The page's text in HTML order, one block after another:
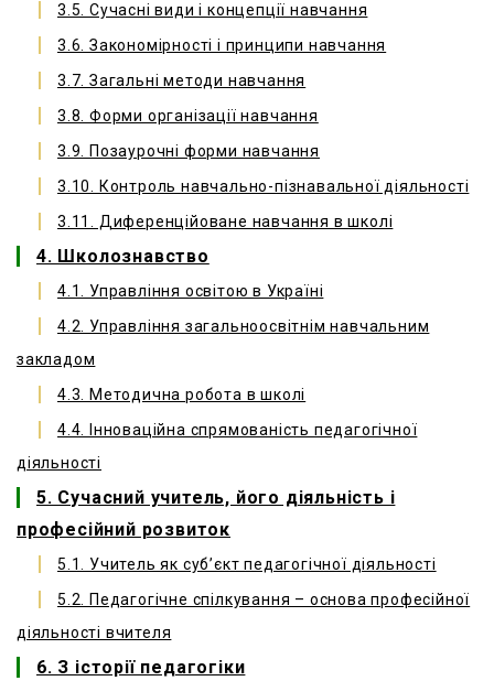
3.5. Сучасні види і концепції навчання
3.6. Закономірності і принципи навчання
3.7. Загальні методи навчання
3.8. Форми організації навчання
3.9. Позаурочні форми навчання
3.10. Контроль навчально-пізнавальної діяльності
3.11. Диференційоване навчання в школі
4. Школознавство
4.1. Управління освітою в Україні
4.2. Управління загальноосвітнім навчальним
закладом
4.3. Методична робота в школі
4.4. Інноваційна спрямованість педагогічної
діяльності
5. Сучасний учитель, його діяльність і
професійний розвиток
5.1. Учитель як суб’єкт педагогічної діяльності
5.2. Педагогічне спілкування – основа професійної
діяльності вчителя
6. З історії педагогіки